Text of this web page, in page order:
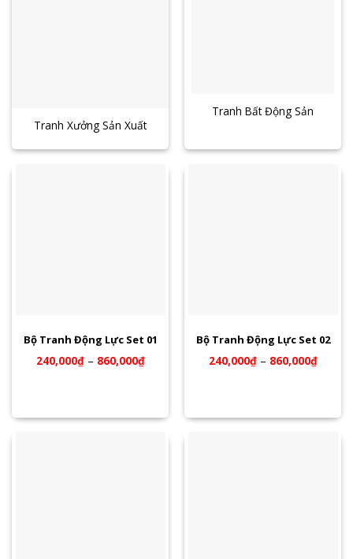
Tranh Xưởng Sản Xuất
Tranh Bất Động Sản
Bộ Tranh Động Lực Set 01
240,000₫– 860,000₫
Bộ Tranh Động Lực Set 02
240,000₫– 860,000₫